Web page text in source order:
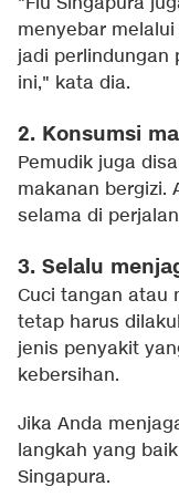
menyebar
jadi perlindungan
ini," kata dia.
2. Konsumsi
Pemudik juga
makanan bergizi.
selama di
3. Selalu
Cuci tangan atau
tetap harus
jenis penyakit
kebersihan.
Jika Anda
langkah yang
Singapura.